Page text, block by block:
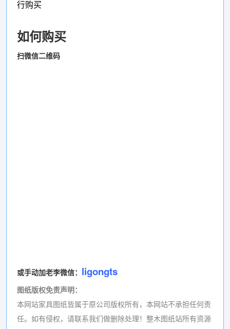
行购买
如何购买
扫微信二维码
或手动加老李微信： ligongts
图纸版权免责声明：
本网站家具图纸皆属于原公司版权所有，本网站不承担任何责
任。如有侵权，请联系我们做删除处理！ 整木图纸站所有资源